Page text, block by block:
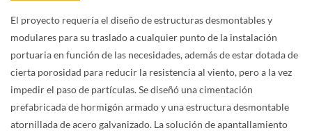
El proyecto requería el diseño de estructuras desmontables y
modulares para su traslado a cualquier punto de la instalación
portuaria en función de las necesidades, además de estar dotada de
cierta porosidad para reducir la resistencia al viento, pero a la vez
impedir el paso de partículas. Se diseñó una cimentación
prefabricada de hormigón armado y una estructura desmontable
atornillada de acero galvanizado. La solución de apantallamiento